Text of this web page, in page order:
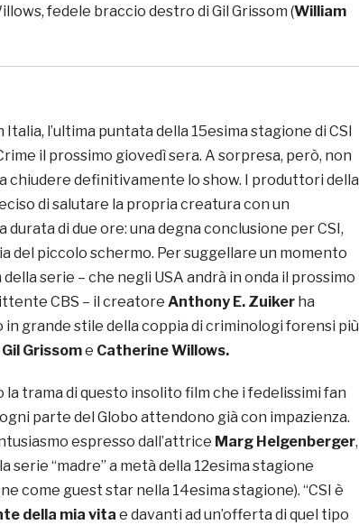
fedele braccio destro di Gil Grissom (William
Italia, l’ultima puntata della 15esima stagione di CSI
il prossimo giovedì sera. A sorpresa, però, non
chiudere definitivamente lo show. I produttori della
di salutare la propria creatura con un
durata di due ore: una degna conclusione per CSI,
del piccolo schermo. Per suggellare un momento
serie – che negli USA andrà in onda il prossimo
CBS – il creatore Anthony E. Zuiker ha
grande stile della coppia di criminologi forensi più
Gil Grissome Catherine Willows.
la trama di questo insolito film che i fedelissimi fan
parte del Globo attendono già con impazienza.
espresso dall’attrice Marg Helgenberger,
serie “madre” a metà della 12esima stagione
come guest star nella 14esima stagione). “CSI è
della mia vita e davanti ad un’offerta di quel tipo